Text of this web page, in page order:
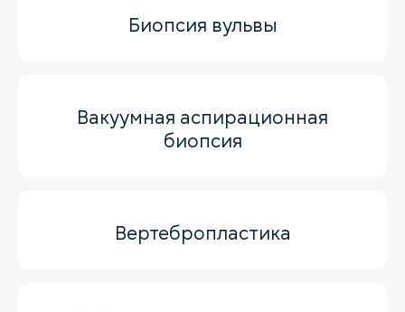
Биопсия вульвы
Вакуумная аспирационная
биопсия
Вертебропластика